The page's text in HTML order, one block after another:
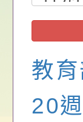
列
辦
前
置
畫
公
施
轉
減
桃
年
轉
教
20